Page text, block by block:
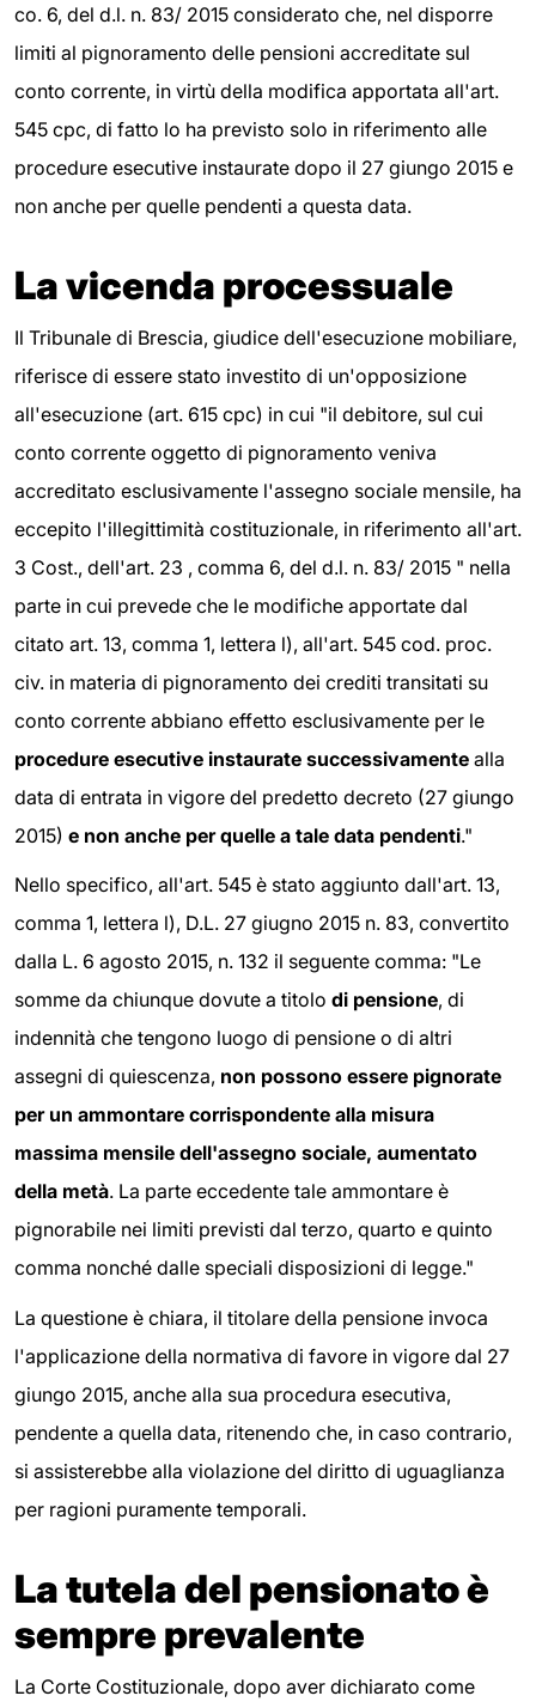
co. 6, del d.l. n. 83/ 2015 considerato che, nel disporre
limiti al pignoramento delle pensioni accreditate sul
conto corrente, in virtù della modifica apportata all'art.
545 cpc, di fatto lo ha previsto solo in riferimento alle
procedure esecutive instaurate dopo il 27 giungo 2015 e
non anche per quelle pendenti a questa data.
La vicenda processuale
Il Tribunale di Brescia, giudice dell'esecuzione mobiliare,
riferisce di essere stato investito di un'opposizione
all'esecuzione (art. 615 cpc) in cui "il debitore, sul cui
conto corrente oggetto di pignoramento veniva
accreditato esclusivamente l'assegno sociale mensile, ha
eccepito l'illegittimità costituzionale, in riferimento all'art.
3 Cost., dell'art. 23 , comma 6, del d.l. n. 83/ 2015 " nella
parte in cui prevede che le modifiche apportate dal
citato art. 13, comma 1, lettera l), all'art. 545 cod. proc.
civ. in materia di pignoramento dei crediti transitati su
conto corrente abbiano effetto esclusivamente per le
procedure esecutive instaurate successivamente alla
data di entrata in vigore del predetto decreto (27 giungo
2015) e non anche per quelle a tale data pendenti."
Nello specifico, all'art. 545 è stato aggiunto dall'art. 13,
comma 1, lettera l), D.L. 27 giugno 2015 n. 83, convertito
dalla L. 6 agosto 2015, n. 132 il seguente comma: "Le
somme da chiunque dovute a titolo di pensione, di
indennità che tengono luogo di pensione o di altri
assegni di quiescenza, non possono essere pignorate
per un ammontare corrispondente alla misura
massima mensile dell'assegno sociale, aumentato
della metà. La parte eccedente tale ammontare è
pignorabile nei limiti previsti dal terzo, quarto e quinto
comma nonché dalle speciali disposizioni di legge."
La questione è chiara, il titolare della pensione invoca
l'applicazione della normativa di favore in vigore dal 27
giungo 2015, anche alla sua procedura esecutiva,
pendente a quella data, ritenendo che, in caso contrario,
si assisterebbe alla violazione del diritto di uguaglianza
per ragioni puramente temporali.
La tutela del pensionato è
sempre prevalente
La Corte Costituzionale, dopo aver dichiarato come